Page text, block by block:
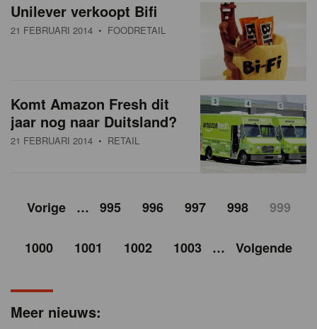
Meer nieuws:
Unilever verkoopt Bifi
21 FEBRUARI 2014 • FOODRETAIL
Komt Amazon Fresh dit
jaar nog naar Duitsland?
21 FEBRUARI 2014 • RETAIL
Vorige … 995 996 997 998 999
1000 1001 1002 1003 … Volgende